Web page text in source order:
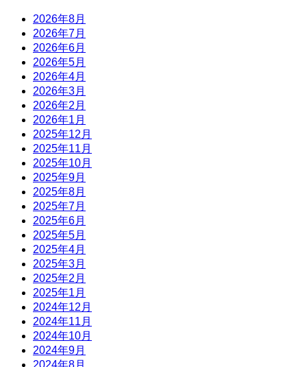
2026年8月
2026年7月
2026年6月
2026年5月
2026年4月
2026年3月
2026年2月
2026年1月
2025年12月
2025年11月
2025年10月
2025年9月
2025年8月
2025年7月
2025年6月
2025年5月
2025年4月
2025年3月
2025年2月
2025年1月
2024年12月
2024年11月
2024年10月
2024年9月
2024年8月